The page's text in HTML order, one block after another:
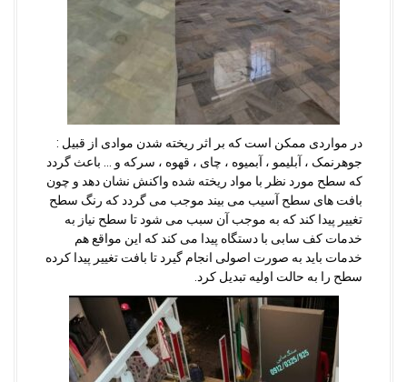
در مواردی ممکن است که بر اثر ریخته شدن موادی از قبیل :
جوهرنمک ، آبلیمو ، آبمیوه ، چای ، قهوه ، سرکه و … باعث گردد
که سطح مورد نظر با مواد ریخته شده واکنش نشان دهد و چون
بافت های سطح آسیب می بیند موجب می گردد که رنگ سطح
تغییر پیدا کند که به موجب آن سبب می شود تا سطح نیاز به
خدمات کف سابی با دستگاه پیدا می کند که این مواقع هم
خدمات باید به صورت اصولی انجام گیرد تا بافت تغییر پیدا کرده
سطح را به حالت اولیه تبدیل کرد.